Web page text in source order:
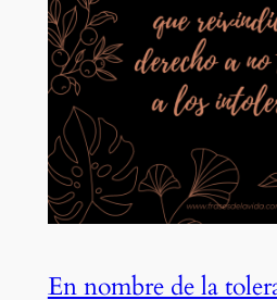
En nombre de la